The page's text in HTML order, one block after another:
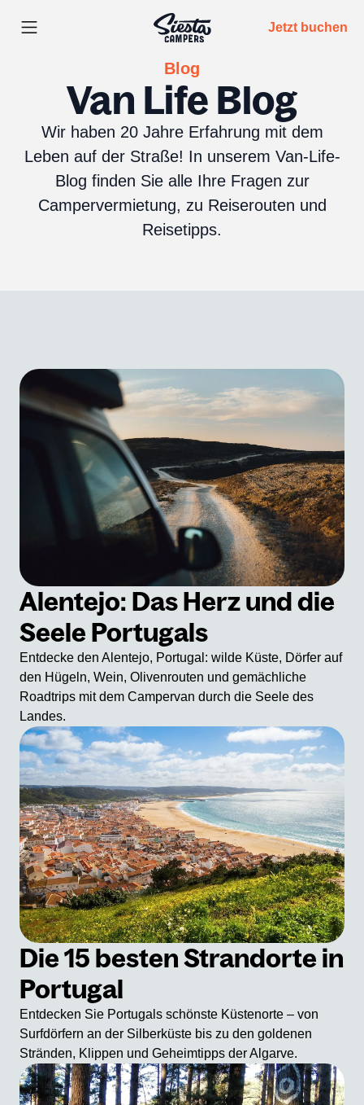
Jetzt buchen
Blog
Van Life Blog
Wir haben 20 Jahre Erfahrung mit dem
Leben auf der Straße! In unserem Van-Life-
Blog finden Sie alle Ihre Fragen zur
Campervermietung, zu Reiserouten und
Reisetipps.
Alentejo: Das Herz und die
Seele Portugals
Entdecke den Alentejo, Portugal: wilde Küste, Dörfer auf
den Hügeln, Wein, Olivenrouten und gemächliche
Roadtrips mit dem Campervan durch die Seele des
Landes.
Die 15 besten Strandorte in
Portugal
Entdecken Sie Portugals schönste Küstenorte – von
Surfdörfern an der Silberküste bis zu den goldenen
Stränden, Klippen und Geheimtipps der Algarve.